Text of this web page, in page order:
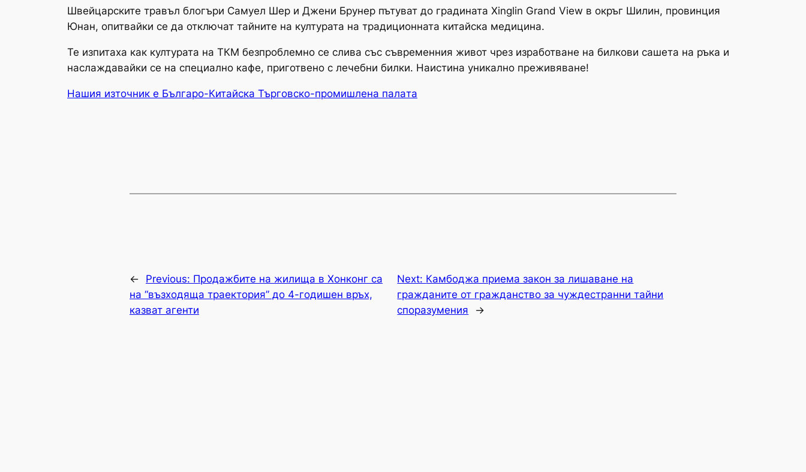
Швейцарските травъл блогъри Самуел Шер и Джени Брунер пътуват до градината Xinglin Grand View в окръг Шилин, провинция
Юнан, опитвайки се да отключат тайните на културата на традиционната китайска медицина.
Те изпитаха как културата на ТКМ безпроблемно се слива със съвременния живот чрез изработване на билкови сашета на ръка и
наслаждавайки се на специално кафе, приготвено с лечебни билки. Наистина уникално преживяване!
Нашия източник е Българо-Китайска Търговско-промишлена палaта
← Previous: Продажбите на жилища в Хонконг са
на “възходяща траектория” до 4-годишен връх,
казват агенти
Next: Камбоджа приема закон за лишаване на
гражданите от гражданство за чуждестранни тайни
споразумения
→